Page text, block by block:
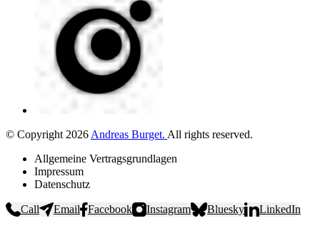
© Copyright 2026 Andreas Burget. All rights reserved.
Allgemeine Vertragsgrundlagen
Impressum
Datenschutz
Call Email Facebook Instagram Bluesky LinkedIn